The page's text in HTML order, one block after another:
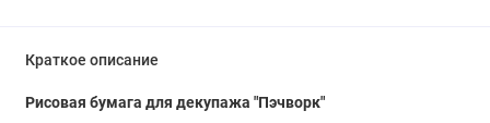
Краткое описание
Рисовая бумага для декупажа "Пэчворк"